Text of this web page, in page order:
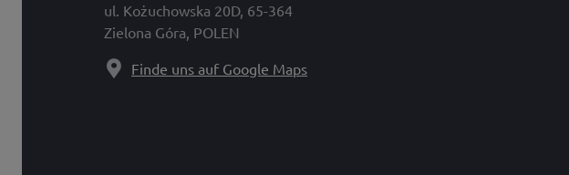
ul. Kożuchowska 20D, 65-364
Zielona Góra, POLEN
Finde uns auf Google Maps